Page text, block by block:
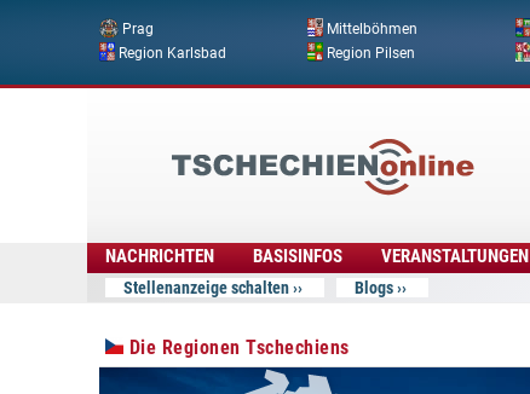
Prag Mittelböhmen
Region Karlsbad
Region Pilsen
Online
NACHRICHTEN BASISINFOS VERANSTALTUNGEN
Stellenanzeige schalten Blogs
Die Regionen Tschechiens